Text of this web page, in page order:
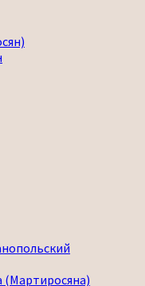
(Мартиросяна)